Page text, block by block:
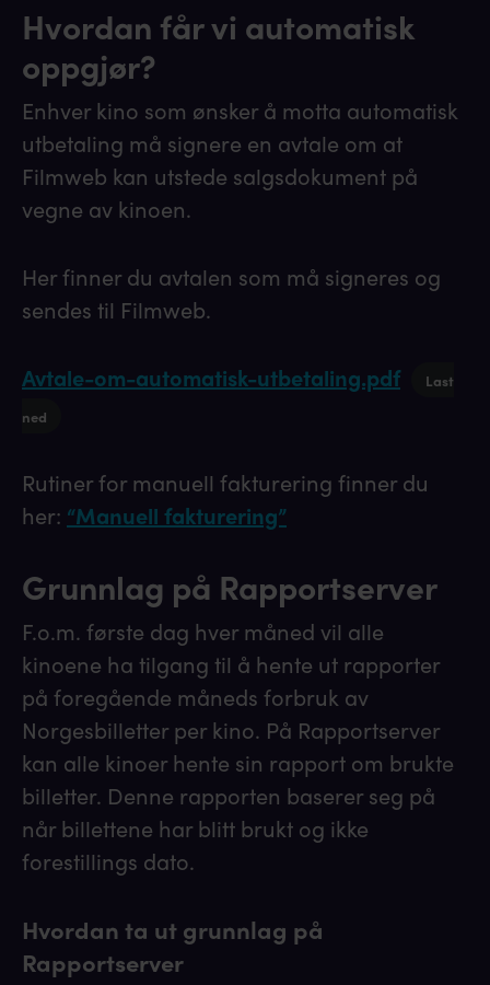
Hvordan får vi automatisk
oppgjør?
Enhver kino som ønsker å motta automatisk
utbetaling må signere en avtale om at
Filmweb kan utstede salgsdokument på
vegne av kinoen.
Her finner du avtalen som må signeres og
sendes til Filmweb.
Avtale-om-automatisk-utbetaling.pdf
Last
ned
Rutiner for manuell fakturering finner du
her: “Manuell fakturering”
Grunnlag på Rapportserver
F.o.m. første dag hver måned vil alle
kinoene ha tilgang til å hente ut rapporter
på foregående måneds forbruk av
Norgesbilletter per kino. På Rapportserver
kan alle kinoer hente sin rapport om brukte
billetter. Denne rapporten baserer seg på
når billettene har blitt brukt og ikke
forestillings dato.
Hvordan ta ut grunnlag på
Rapportserver